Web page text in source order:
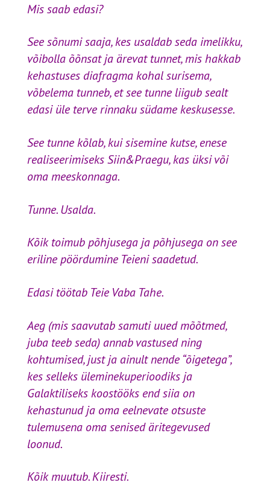
Mis saab edasi?
See sõnumi saaja, kes usaldab seda imelikku,
võibolla õõnsat ja ärevat tunnet, mis hakkab
kehastuses diafragma kohal surisema,
võbelema tunneb, et see tunne liigub sealt
edasi üle terve rinnaku südame keskusesse.
See tunne kõlab, kui sisemine kutse, enese
realiseerimiseks Siin&Praegu, kas üksi või
oma meeskonnaga.
Tunne. Usalda.
Kõik toimub põhjusega ja põhjusega on see
eriline pöördumine Teieni saadetud.
Edasi töötab Teie Vaba Tahe.
Aeg (mis saavutab samuti uued mõõtmed,
juba teeb seda) annab vastused ning
kohtumised, just ja ainult nende “õigetega”,
kes selleks üleminekuperioodiks ja
Galaktiliseks koostööks end siia on
kehastunud ja oma eelnevate otsuste
tulemusena oma senised äritegevused
loonud.
Kõik muutub. Kiiresti.